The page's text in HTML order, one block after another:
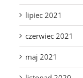
lipiec 2021
czerwiec 2021
maj 2021